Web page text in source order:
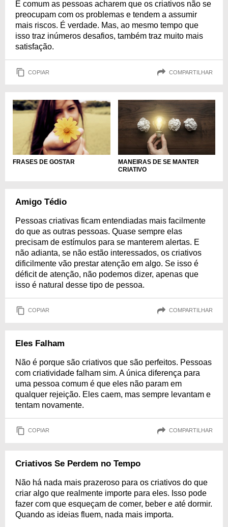
É comum as pessoas acharem que os criativos não se
preocupam com os problemas e tendem a assumir
mais riscos. É verdade. Mas, ao mesmo tempo que
isso traz inúmeros desafios, também traz muito mais
satisfação.
COPIAR COMPARTILHAR
FRASES DE GOSTAR
MANEIRAS DE SE MANTER
CRIATIVO
Amigo Tédio
Pessoas criativas ficam entendiadas mais facilmente
do que as outras pessoas. Quase sempre elas
precisam de estímulos para se manterem alertas. E
não adianta, se não estão interessados, os criativos
dificilmente vão prestar atenção em algo. Se isso é
déficit de atenção, não podemos dizer, apenas que
isso é natural desse tipo de pessoa.
COPIAR COMPARTILHAR
Eles Falham
Não é porque são criativos que são perfeitos. Pessoas
com criatividade falham sim. A única diferença para
uma pessoa comum é que eles não param em
qualquer rejeição. Eles caem, mas sempre levantam e
tentam novamente.
COPIAR COMPARTILHAR
Criativos Se Perdem no Tempo
Não há nada mais prazeroso para os criativos do que
criar algo que realmente importe para eles. Isso pode
fazer com que esqueçam de comer, beber e até dormir.
Quando as ideias fluem, nada mais importa.